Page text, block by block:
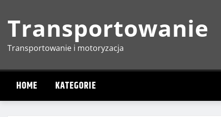
content
Transportowanie
Transportowanie i motoryzacja
HOME KATEGORIE